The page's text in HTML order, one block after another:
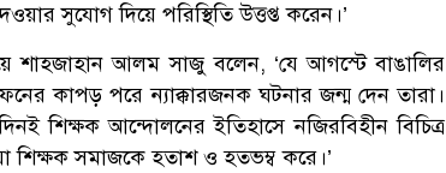
সুযোগ দিয়ে পরিস্থিতি উত্তপ্ত করেন।’
শাহজাহান আলম সাজু বলেন, ‘যে আগস্টে বাঙালির
কাপড় পরে ন্যাক্কারজনক ঘটনার জন্ম দেন তারা।
শিক্ষক আন্দোলনের ইতিহাসে নজিরবিহীন বিচিত্র
শিক্ষক সমাজকে হতাশ ও হতভম্ব করে।’